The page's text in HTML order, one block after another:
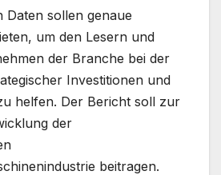
Daten sollen genaue
um den Lesern und
der Branche bei der
Investitionen und
helfen. Der Bericht soll zur
der
beitragen.